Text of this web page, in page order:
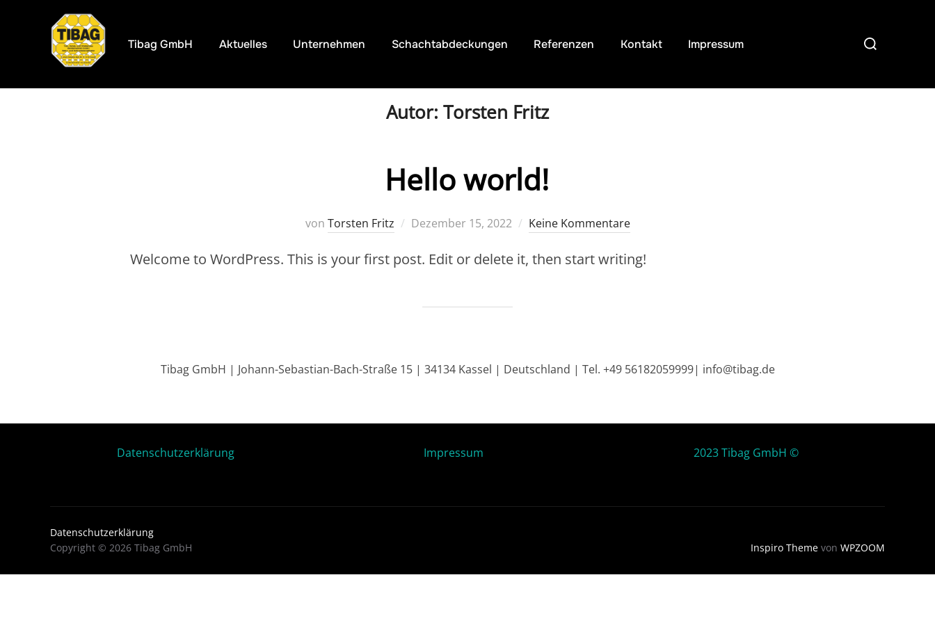
springen
Tibag GmbH Aktuelles Unternehmen Schachtabdeckungen Referenzen Kontakt Impressum
Suchen
Autor: Torsten Fritz
Hello world!
von Torsten Fritz
Veröffentlicht
Dezember 15, 2022 Keine Kommentare
Welcome to WordPress. This is your first post. Edit or delete it, then start writing!
Tibag GmbH | Johann-Sebastian-Bach-Straße 15 | 34134 Kassel | Deutschland | Tel. +49 56182059999| info@tibag.de
Datenschutzerklärung Impressum 2023 Tibag GmbH ©
Datenschutzerklärung
Copyright © 2026 Tibag GmbH
Inspiro Theme von WPZOOM